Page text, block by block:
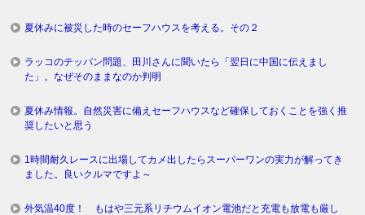
夏休みに被災した時のセーフハウスを考える。その２
ラッコのテッパン問題、田川さんに聞いたら「翌日に中国に伝えまし
た」。なぜそのままなのか判明
夏休み情報。自然災害に備えセーフハウスなど確保しておくことを強く推
奨したいと思う
1時間耐久レースに出場してカメ出したらスーパーワンの実力が解ってき
ました。良いクルマですよ～
外気温40度！ もはや三元系リチウムイオン電池だと充電も放電も厳し